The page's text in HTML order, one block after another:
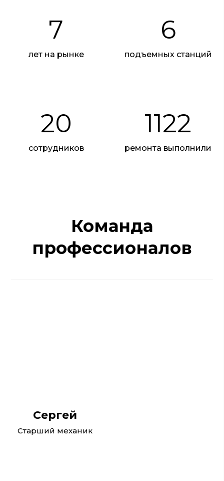
7
лет на рынке
6
подъемных станций
20
сотрудников
1122
ремонта выполнили
Команда
профессионалов
Сергей
Старший механик